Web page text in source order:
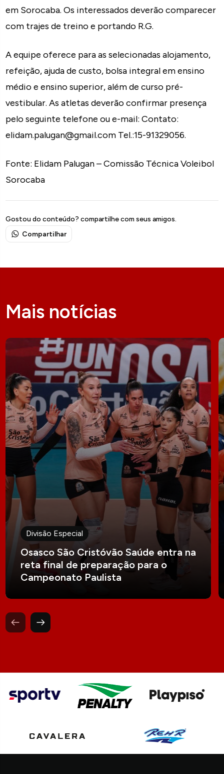
em Sorocaba. Os interessados deverão comparecer
com trajes de treino e portando R.G.
A equipe oferece para as selecionadas alojamento,
refeição, ajuda de custo, bolsa integral em ensino
médio e ensino superior, além de curso pré-
vestibular. As atletas deverão confirmar presença
pelo seguinte telefone ou e-mail: Contato:
elidam.palugan@gmail.com Tel.:15-91329056.
Fonte: Elidam Palugan – Comissão Técnica Voleibol
Sorocaba
Gostou do conteúdo? compartilhe com seus amigos.
Compartilhar
Mais notícias
Divisão Especial
Osasco São Cristóvão Saúde entra na
reta final de preparação para o
Campeonato Paulista